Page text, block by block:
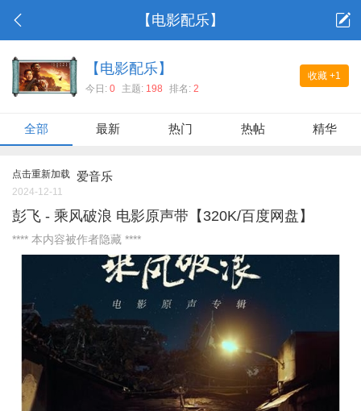
【电影配乐】
收藏 +1
【电影配乐】
今日: 0 主题: 198 排名: 2
全部 最新 热门 热帖 精华
点击重新加载 爱音乐
2024-12-11
彭飞 - 乘风破浪 电影原声带【320K/百度网盘】
**** 本内容被作者隐藏 ****